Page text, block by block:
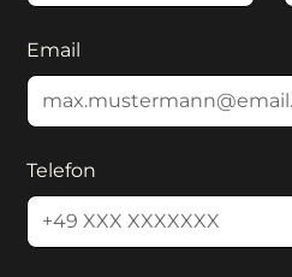
Email
Telefon